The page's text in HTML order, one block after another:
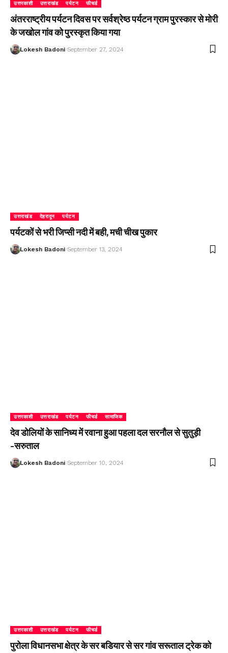
उत्तरकाशी उत्तराखंड पर्यटन फीचर्ड
अंतरराष्ट्रीय पर्यटन दिवस पर सर्वश्रेष्ठ पर्यटन ग्राम पुरस्कार से मोरी
के जखोल गांव को पुरस्कृत किया गया
Lokesh Badoni September 27, 2024
उत्तराखंड देहरादून पर्यटन
पर्यटकों से भरी जिप्सी नदी में बही, मची चीख पुकार
Lokesh Badoni September 13, 2024
उत्तरकाशी उत्तराखंड पर्यटन फीचर्ड सामाजिक
देव डोलियों के सानिध्य में रवाना हुआ पहला दल सरनौल से सुतुड़ी
-सरुताल
Lokesh Badoni September 10, 2024
उत्तरकाशी उत्तराखंड पर्यटन फीचर्ड
पुरोला विधानसभा क्षेत्र के सर बडियार से सर गांव सरूताल ट्रेक को